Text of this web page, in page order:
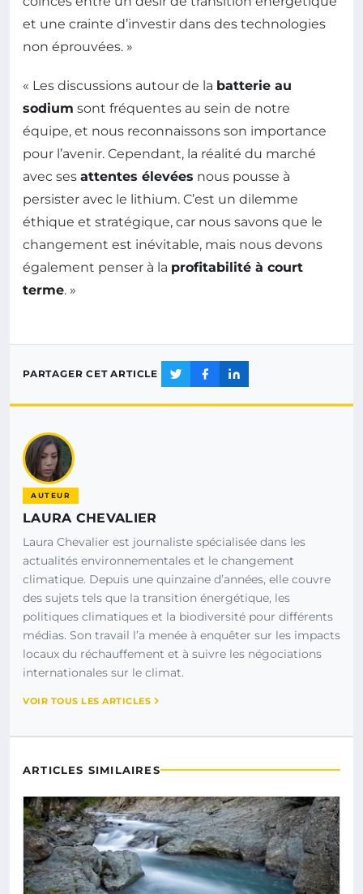
et une crainte d’investir dans des technologies
non éprouvées. »
« Les discussions autour de la batterie au
sodium sont fréquentes au sein de notre
équipe, et nous reconnaissons son importance
pour l’avenir. Cependant, la réalité du marché
avec ses attentes élevées nous pousse à
persister avec le lithium. C’est un dilemme
éthique et stratégique, car nous savons que le
changement est inévitable, mais nous devons
également penser à la profitabilité à court
terme. »
PARTAGER CET ARTICLE
AUTEUR
LAURA CHEVALIER
Laura Chevalier est journaliste spécialisée dans les
actualités environnementales et le changement
climatique. Depuis une quinzaine d’années, elle couvre
des sujets tels que la transition énergétique, les
politiques climatiques et la biodiversité pour différents
médias. Son travail l’a menée à enquêter sur les impacts
locaux du réchauffement et à suivre les négociations
internationales sur le climat.
VOIR TOUS LES ARTICLES
ARTICLES SIMILAIRES